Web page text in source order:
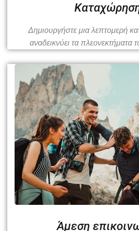
Δημιουργήστε μια λεπτομερή
αναδεικνύει τα πλεονεκτήματα
Άμεση